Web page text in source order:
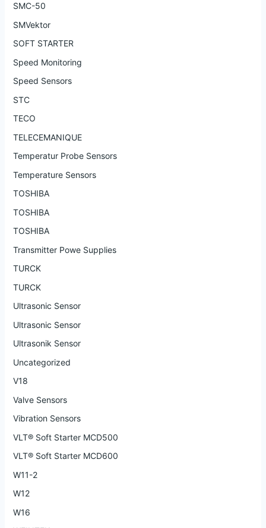
SMC-50
SMVektor
SOFT STARTER
Speed Monitoring
Speed Sensors
STC
TECO
TELECEMANIQUE
Temperatur Probe Sensors
Temperature Sensors
TOSHIBA
TOSHIBA
TOSHIBA
Transmitter Powe Supplies
TURCK
TURCK
Ultrasonic Sensor
Ultrasonic Sensor
Ultrasonik Sensor
Uncategorized
V18
Valve Sensors
Vibration Sensors
VLT® Soft Starter MCD500
VLT® Soft Starter MCD600
W11-2
W12
W16